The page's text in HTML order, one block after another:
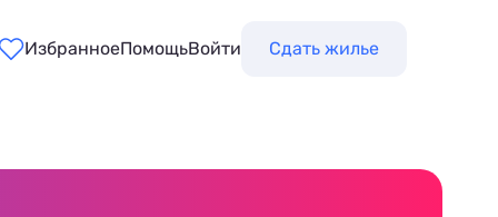
ИзбранноеПомощьВойти Сдать жилье